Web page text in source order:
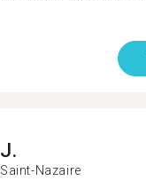
J.
Saint-Nazaire